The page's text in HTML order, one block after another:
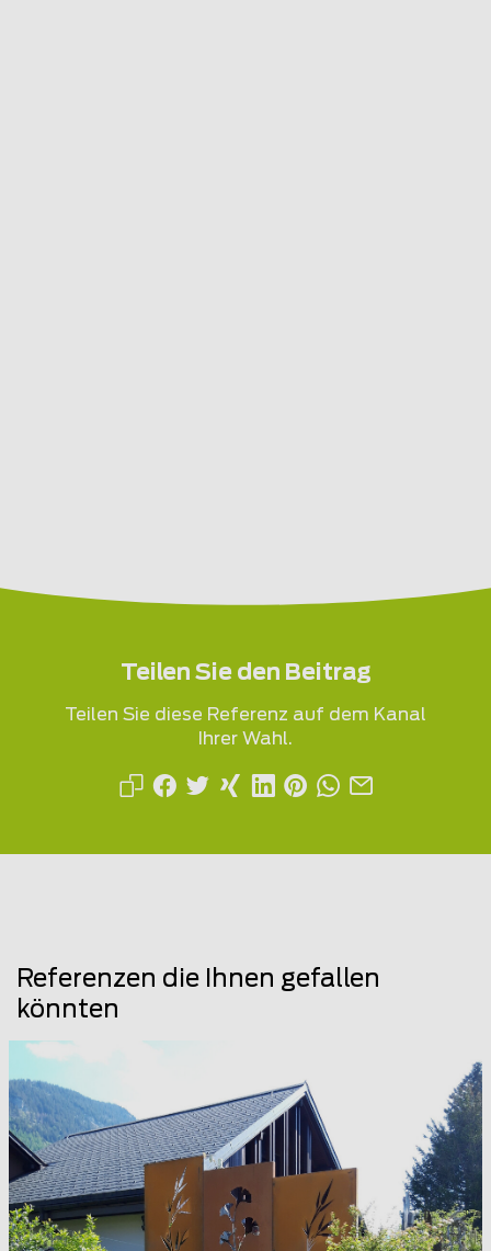
Teilen Sie den Beitrag
Teilen Sie diese Referenz auf dem Kanal
Ihrer Wahl.
Referenzen die Ihnen gefallen
könnten